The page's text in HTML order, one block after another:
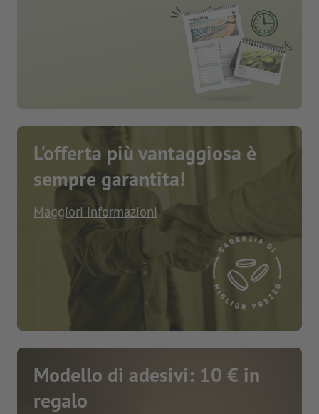
L'offerta più vantaggiosa è
sempre garantita!
Maggiori informazioni
Modello di adesivi: 10 € in
regalo